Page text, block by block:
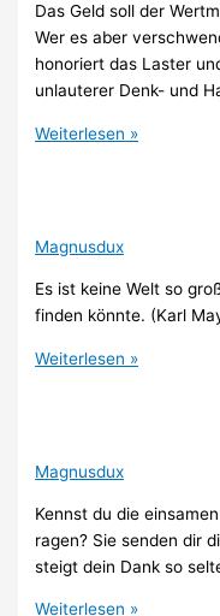
Das Geld soll der
Wer es aber
honoriert das Laster
unlauterer Denk- und
Weiterlesen »
Magnusdux
Es ist keine Welt so
finden könnte. (Karl
Weiterlesen »
Magnusdux
Kennst du die
ragen? Sie senden dir
steigt dein Dank so
Weiterlesen »